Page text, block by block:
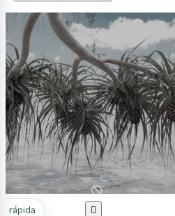
rápida 